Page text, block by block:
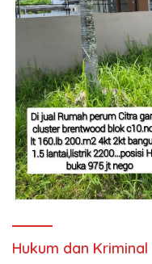
Hukum dan Kriminal